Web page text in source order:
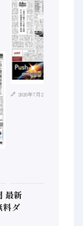
2026年7月21日
最新
料ダ